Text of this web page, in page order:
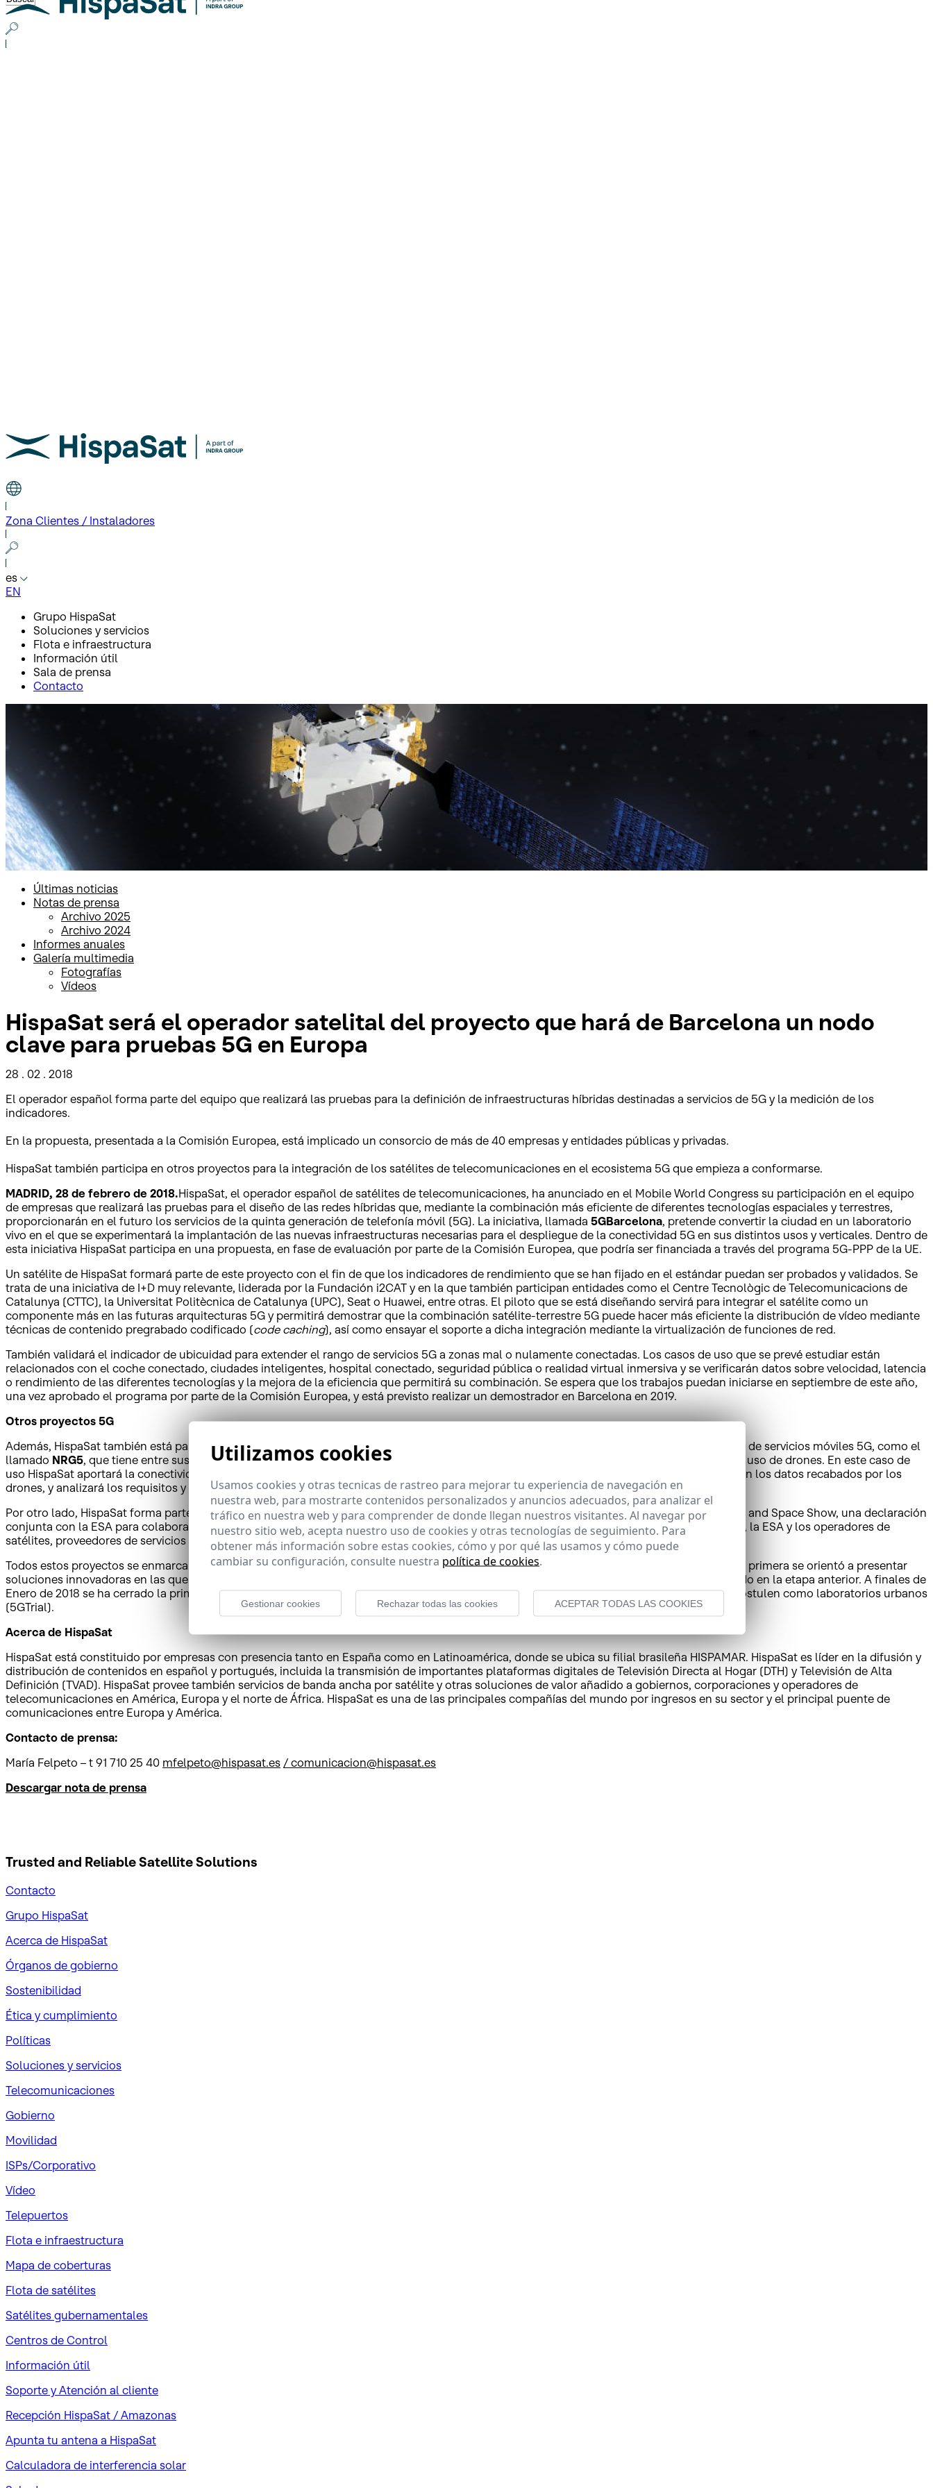
Zona Clientes / Instaladores
es
EN
Grupo HispaSat
Soluciones y servicios
Flota e infraestructura
Información útil
Sala de prensa
Contacto
Sala de prensa
Notas de prensa
Últimas noticias
Notas de prensa
Archivo 2025
Archivo 2024
Informes anuales
Galería multimedia
Fotografías
Vídeos
HispaSat será el operador satelital del proyecto que hará de Barcelona un nodo
clave para pruebas 5G en Europa
28 . 02 . 2018
El operador español forma parte del equipo que realizará las pruebas para la definición de infraestructuras híbridas destinadas a servicios de 5G y la medición de los
indicadores.
En la propuesta, presentada a la Comisión Europea, está implicado un consorcio de más de 40 empresas y entidades públicas y privadas.
HispaSat también participa en otros proyectos para la integración de los satélites de telecomunicaciones en el ecosistema 5G que empieza a conformarse.
MADRID, 28 de febrero de 2018.HispaSat, el operador español de satélites de telecomunicaciones, ha anunciado en el Mobile World Congress su participación en el equipo
de empresas que realizará las pruebas para el diseño de las redes híbridas que, mediante la combinación más eficiente de diferentes tecnologías espaciales y terrestres,
proporcionarán en el futuro los servicios de la quinta generación de telefonía móvil (5G). La iniciativa, llamada 5GBarcelona, pretende convertir la ciudad en un laboratorio
vivo en el que se experimentará la implantación de las nuevas infraestructuras necesarias para el despliegue de la conectividad 5G en sus distintos usos y verticales. Dentro de
esta iniciativa HispaSat participa en una propuesta, en fase de evaluación por parte de la Comisión Europea, que podría ser financiada a través del programa 5G-PPP de la UE.
Un satélite de HispaSat formará parte de este proyecto con el fin de que los indicadores de rendimiento que se han fijado en el estándar puedan ser probados y validados. Se
trata de una iniciativa de I+D muy relevante, liderada por la Fundación i2CAT y en la que también participan entidades como el Centre Tecnològic de Telecomunicacions de
Catalunya (CTTC), la Universitat Politècnica de Catalunya (UPC), Seat o Huawei, entre otras. El piloto que se está diseñando servirá para integrar el satélite como un
componente más en las futuras arquitecturas 5G y permitirá demostrar que la combinación satélite-terrestre 5G puede hacer más eficiente la distribución de vídeo mediante
técnicas de contenido pregrabado codificado (code caching), así como ensayar el soporte a dicha integración mediante la virtualización de funciones de red.
También validará el indicador de ubicuidad para extender el rango de servicios 5G a zonas mal o nulamente conectadas. Los casos de uso que se prevé estudiar están
relacionados con el coche conectado, ciudades inteligentes, hospital conectado, seguridad pública o realidad virtual inmersiva y se verificarán datos sobre velocidad, latencia
o rendimiento de las diferentes tecnologías y la mejora de la eficiencia que permitirá su combinación. Se espera que los trabajos puedan iniciarse en septiembre de este año,
una vez aprobado el programa por parte de la Comisión Europea, y está previsto realizar un demostrador en Barcelona en 2019.
Otros proyectos 5G
Además, HispaSat también está participando activamente en otro proyectos europeos enfocados hacia el desarrollo de la futura generación de servicios móviles 5G, como el
llamado NRG5, que tiene entre sus objetivos el mantenimiento predictivo de las líneas de distribución eléctrica y plantas de gas mediante el uso de drones. En este caso de
uso HispaSat aportará la conectividad para enlazar las estaciones base remotas con el centro de control y operaciones, al que se transmitirán los datos recabados por los
drones, y analizará los requisitos y la arquitectura de redes precisa para este servicio.
Por otro lado, HispaSat forma parte del grupo de 16 grandes empresas de la industria satelital que firmaron en 2017, en el marco del Paris Air and Space Show, una declaración
conjunta con la ESA para colaborar en el proyectoSatellite for 5G. Como parte de esta iniciativa, cuyo desarrollo estáprevisto para 2018-20, la ESA y los operadores de
satélites, proveedores de servicios y fabricantes trabajarán juntos en ensayos de servicio 5G, actividades transversales y su alcance.
Todos estos proyectos se enmarcan dentro del programa europeo 5G-PPP (Public-Private Partnership) que está organizado en tres fases. La primera se orientó a presentar
soluciones innovadoras en las que se pudiera basar el 5G. En la segunda fase (NRG5), en curso, se pretende poner en práctica lo desarrollado en la etapa anterior. A finales de
Enero de 2018 se ha cerrado la primera convocatoria de proyectos para la tercera fase, donde se solicitan pilotos de 5G y ciudades que se postulen como laboratorios urbanos
(5GTrial).
Acerca de HispaSat
HispaSat está constituido por empresas con presencia tanto en España como en Latinoamérica, donde se ubica su filial brasileña HISPAMAR. HispaSat es líder en la difusión y
distribución de contenidos en español y portugués, incluida la transmisión de importantes plataformas digitales de Televisión Directa al Hogar (DTH) y Televisión de Alta
Definición (TVAD). HispaSat provee también servicios de banda ancha por satélite y otras soluciones de valor añadido a gobiernos, corporaciones y operadores de
telecomunicaciones en América, Europa y el norte de África. HispaSat es una de las principales compañías del mundo por ingresos en su sector y el principal puente de
comunicaciones entre Europa y América.
Contacto de prensa:
María Felpeto – t 91 710 25 40 mfelpeto@hispasat.es / comunicacion@hispasat.es
Descargar nota de prensa
Trusted and ReliableSatellite Solutions
Contacto
Grupo HispaSat
Acerca de HispaSat
Órganos de gobierno
Sostenibilidad
Ética y cumplimiento
Políticas
Soluciones y servicios
Telecomunicaciones
Gobierno
Movilidad
ISPs/Corporativo
Vídeo
Telepuertos
Flota e infraestructura
Mapa de coberturas
Flota de satélites
Satélites gubernamentales
Centros de Control
Información útil
Soporte y Atención al cliente
Recepción HispaSat / Amazonas
Apunta tu antena a HispaSat
Calculadora de interferencia solar
Utilizamos cookies
Usamos cookies y otras tecnicas de rastreo para mejorar tu experiencia de navegación en
nuestra web, para mostrarte contenidos personalizados y anuncios adecuados, para analizar el
tráfico en nuestra web y para comprender de donde llegan nuestros visitantes. Al navegar por
nuestro sitio web, acepta nuestro uso de cookies y otras tecnologías de seguimiento. Para
obtener más información sobre estas cookies, cómo y por qué las usamos y cómo puede
cambiar su configuración, consulte nuestra política de cookies.
Gestionar cookies Rechazar todas las cookies ACEPTAR TODAS LAS COOKIES